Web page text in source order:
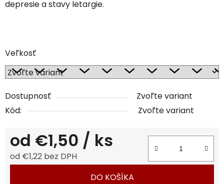
depresie a stavy letargie.
Veľkosť
Dostupnosť
Zvoľte variant
Kód:
Zvoľte variant
od €1,50 / ks
od €1,22 bez DPH
DO KOŠÍKA